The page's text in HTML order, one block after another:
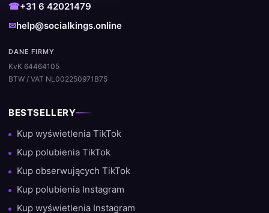
☎+31 6 42021479
✉help@socialkings.online
DANE FIRMY
KvK 64464105
BTW / VAT NL002250971B75
BESTSELLERY
Kup wyświetlenia TikTok
Kup polubienia TikTok
Kup obserwujących TikTok
Kup polubienia Instagram
Kup wyświetlenia Instagram